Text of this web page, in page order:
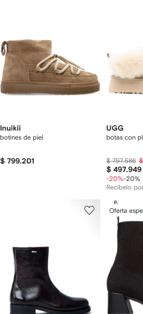
Inuikii
botines de piel
$ 799.201
UGG
botas con
$ 797.586
$ 497.949
-20%-20%
Recíbelo por
Oferta